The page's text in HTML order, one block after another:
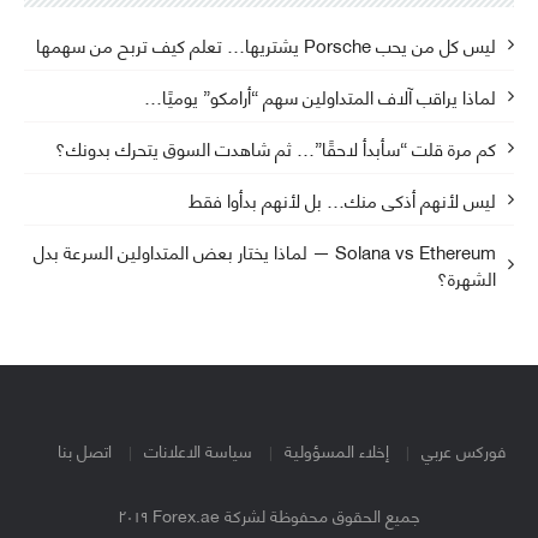
ليس كل من يحب Porsche يشتريها… تعلم كيف تربح من سهمها
لماذا يراقب آلاف المتداولين سهم “أرامكو” يوميًا…
كم مرة قلت “سأبدأ لاحقًا”… ثم شاهدت السوق يتحرك بدونك؟
ليس لأنهم أذكى منك… بل لأنهم بدأوا فقط
Solana vs Ethereum — لماذا يختار بعض المتداولين السرعة بدل
الشهرة؟
فوركس عربي إخلاء المسؤولية سياسة الاعلانات اتصل بنا
جميع الحقوق محفوظة لشركة Forex.ae ٢٠١٩